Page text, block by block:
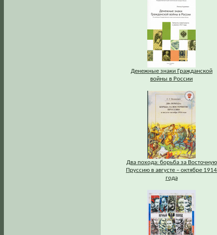
Денежные знаки Гражданской
войны в России
Два похода: борьба за Восточную
Пруссию в августе – октябре 1914
года